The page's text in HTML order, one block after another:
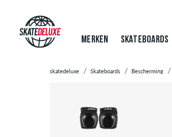
MERKEN SKATEBOARDS
skatedeluxe Skateboards Bescherming